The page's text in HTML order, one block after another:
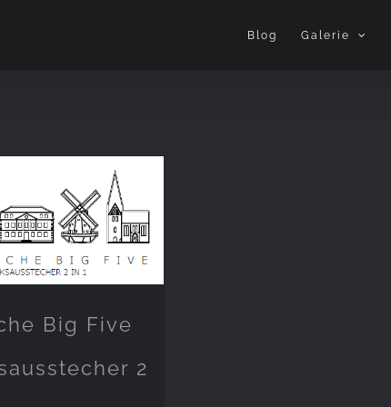
Blog Galerie
Big Five
2